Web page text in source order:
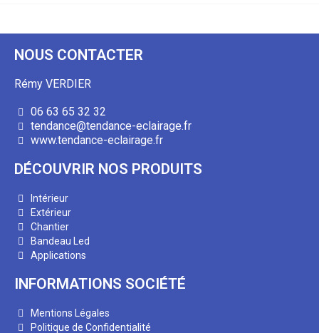
NOUS CONTACTER
Rémy VERDIER
06 63 65 32 32
tendance@tendance-eclairage.fr
www.tendance-eclairage.fr
DÉCOUVRIR NOS PRODUITS
Intérieur
Extérieur
Chantier
Bandeau Led
Applications
INFORMATIONS SOCIÉTÉ
Mentions Légales
Politique de Confidentialité